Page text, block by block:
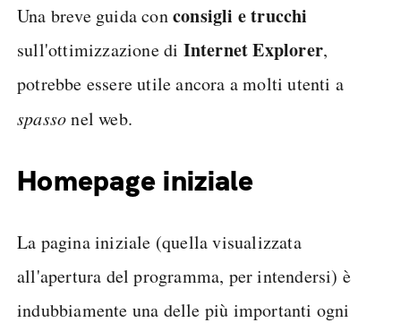
Una breve guida conconsigli e trucchi
sull'ottimizzazione di Internet Explorer,
potrebbe essere utile ancora a molti utenti a
spassonel web.
Homepage iniziale
La pagina iniziale (quella visualizzata
all'apertura del programma, per intendersi) è
indubbiamente una delle più importanti ogni